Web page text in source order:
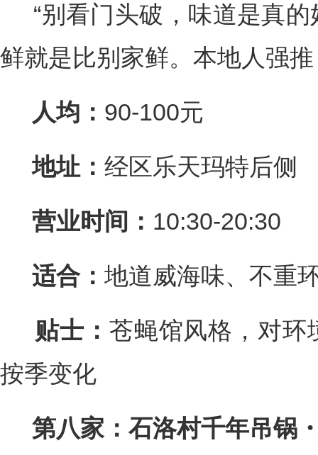
“别看门头破，味道是真的
鲜就是比别家鲜。本地人强
人均： 90-100元
地址： 经区乐天玛特后侧
营业时间： 10:30-20:30
适合： 地道威海味、不重
贴士： 苍蝇馆风格，对环
按季变化
第八家：石洛村千年吊锅